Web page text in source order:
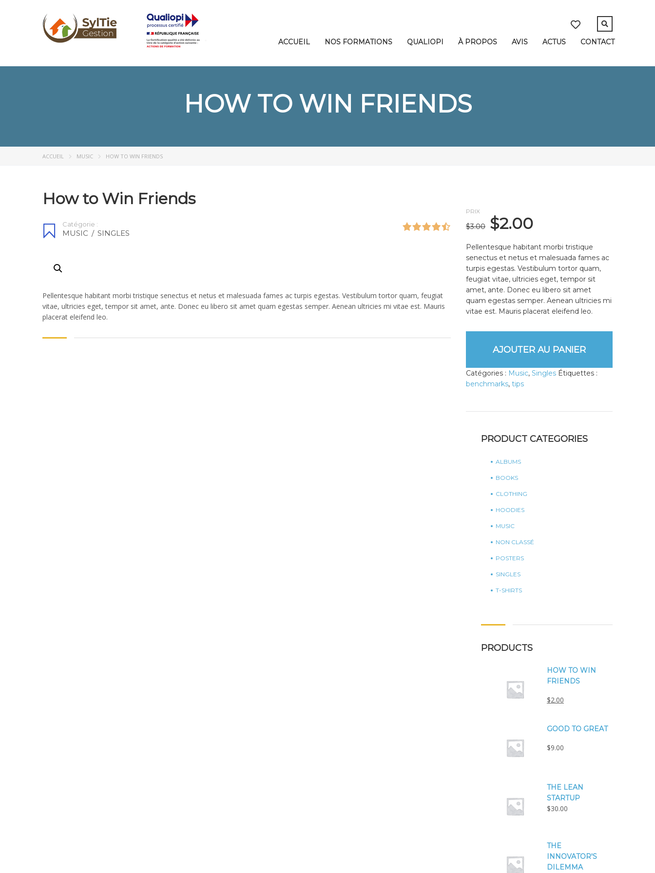
ACCUEIL NOS FORMATIONS QUALIOPI À PROPOS AVIS ACTUS CONTACT
HOW TO WIN FRIENDS
ACCUEIL MUSIC HOW TO WIN FRIENDS
How to Win Friends
Catégorie :
MUSIC / SINGLES
Pellentesque habitant morbi tristique senectus et netus et malesuada fames ac turpis egestas. Vestibulum tortor quam, feugiat
vitae, ultricies eget, tempor sit amet, ante. Donec eu libero sit amet quam egestas semper. Aenean ultricies mi vitae est. Mauris
placerat eleifend leo.
PRIX
$3.00 $2.00
Pellentesque habitant morbi tristique
senectus et netus et malesuada fames ac
turpis egestas. Vestibulum tortor quam,
feugiat vitae, ultricies eget, tempor sit
amet, ante. Donec eu libero sit amet
quam egestas semper. Aenean ultricies mi
vitae est. Mauris placerat eleifend leo.
AJOUTER AU PANIER
Catégories : Music, Singles Étiquettes :
benchmarks, tips
PRODUCT CATEGORIES
ALBUMS
BOOKS
CLOTHING
HOODIES
MUSIC
NON CLASSÉ
POSTERS
SINGLES
T-SHIRTS
PRODUCTS
HOW TO WIN
FRIENDS
$2.00
GOOD TO GREAT
$9.00
THE LEAN
STARTUP
$30.00
THE
INNOVATOR'S
DILEMMA